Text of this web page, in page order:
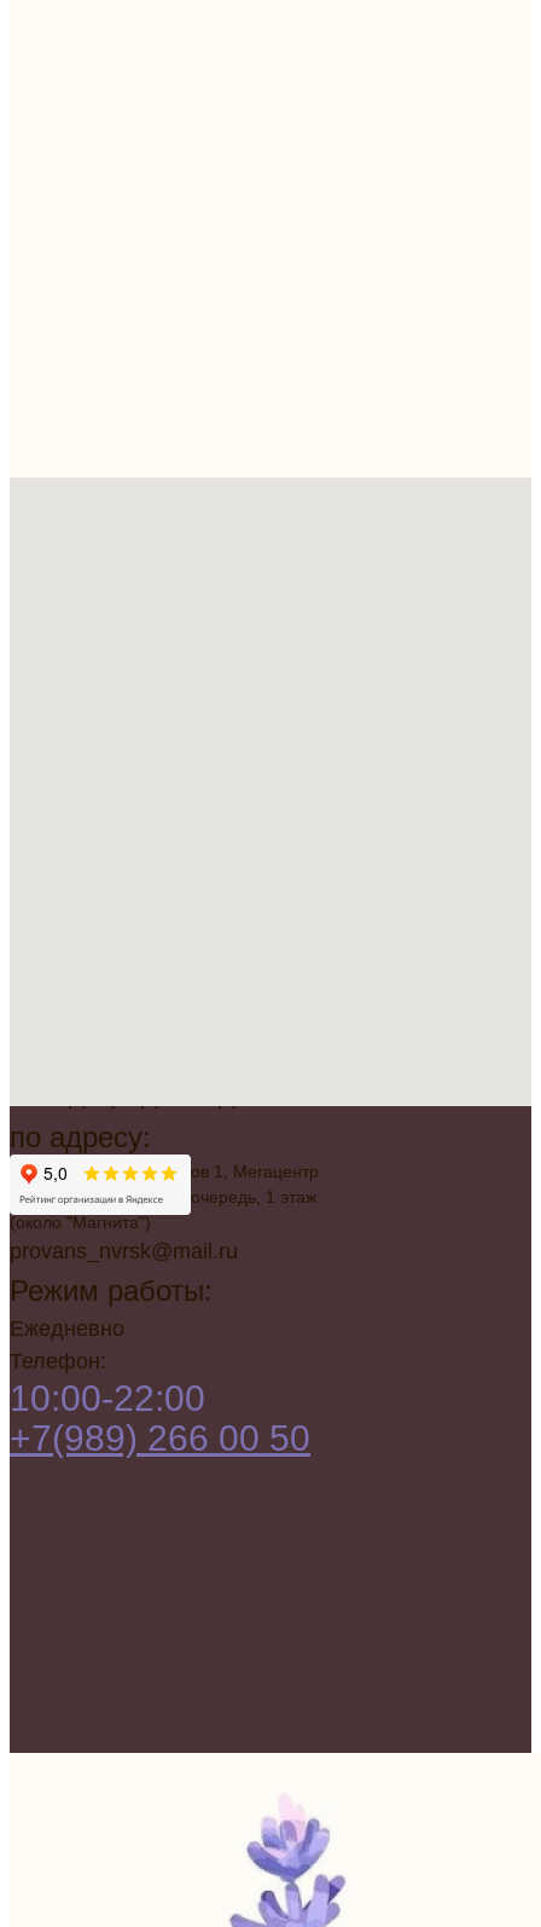
по адресу:
г. Новороссийск, Советов 1, Мегацентр
"Красная Площадь", 2 очередь, 1 этаж
(около "Магнита")
provans_nvrsk@mail.ru
Режим работы:
Ежедневно
Телефон:
10:00-22:00
+7(989) 266 00 50